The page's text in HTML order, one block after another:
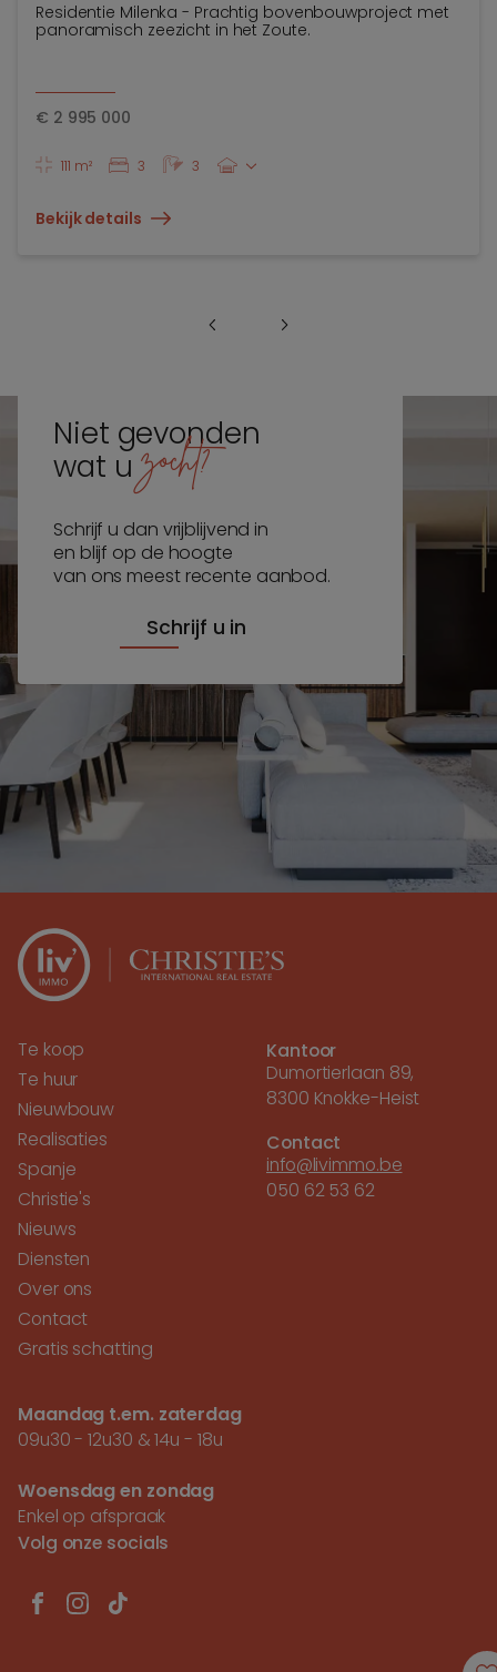
Residentie Milenka - Prachtig bovenbouwproject met
panoramisch zeezicht in het Zoute.
€ 2 995 000
111 m² 3 3
Bekijk details
Niet gevonden
wat u zocht?
Schrijf u dan vrijblijvend in
en blijf op de hoogte
van ons meest recente aanbod.
Schrijf u in
Te koop
Te huur
Nieuwbouw
Realisaties
Spanje
Christie's
Nieuws
Diensten
Over ons
Contact
Gratis schatting
Kantoor
Dumortierlaan 89,
8300 Knokke-Heist
Contact
info@livimmo.be
050 62 53 62
Maandag t.em. zaterdag
09u30 - 12u30 & 14u - 18u
Woensdag en zondag
Enkel op afspraak
Volg onze socials
FACEBOOK
INSTAGRAM
TIKTOK